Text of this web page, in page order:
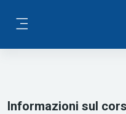
Informazioni sul